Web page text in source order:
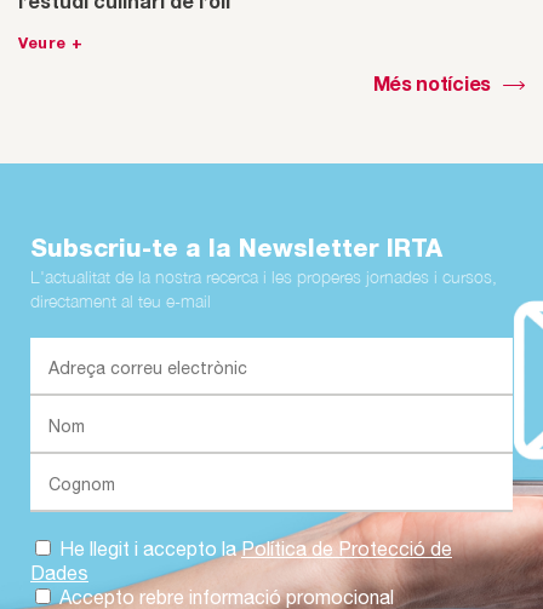
l’estudi culinari de l’oli
Veure +
Més notícies
Subscriu-te a la Newsletter IRTA
L'actualitat de la nostra recerca i les properes jornades i cursos,
directament al teu e-mail
He llegit i accepto laPolítica de Protecció de
Dades
Accepto rebre informació promocional